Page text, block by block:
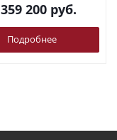
359 200 руб.
Подробнее